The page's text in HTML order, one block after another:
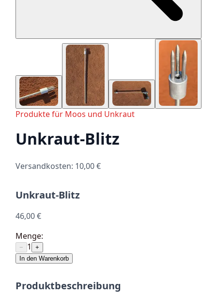
Produkte für Moos und Unkraut
Unkraut-Blitz
Versandkosten: 10,00 €
Unkraut-Blitz
46,00 €
Menge:
− 1
+
In den Warenkorb
Produktbeschreibung